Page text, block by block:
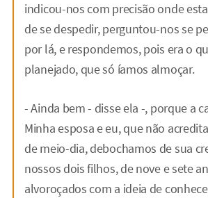
indicou-nos com precisão onde
de se despedir, perguntou-nos se
por lá, e respondemos, pois era o
planejado, que só íamos almoçar.
- Ainda bem - disse ela -, porque a
Minha esposa e eu, que não
de meio-dia, debochamos de sua
nossos dois filhos, de nove e sete
alvoroçados com a ideia de